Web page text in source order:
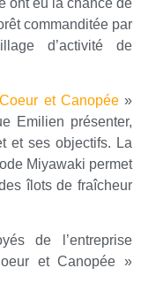
commanditée par
d’activité de
Coeur et Canopée»
Emilien présenter,
et ses objectifs. La
Miyawaki permet
îlots de fraîcheur
de l’entreprise
et Canopée »